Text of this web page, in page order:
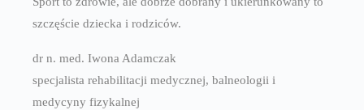
szczęście dziecka i rodziców.
dr n. med. Iwona Adamczak
specjalista rehabilitacji medycznej, balneologii i
medycyny fizykalnej